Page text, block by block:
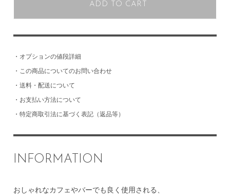
ADD TO CART
・ オプションの値段詳細
・ この商品についてのお問い合わせ
・ 送料・配送について
・ お支払い方法について
・ 特定商取引法に基づく表記（返品等）
INFORMATION
おしゃれなカフェやバーでも良く使用される、